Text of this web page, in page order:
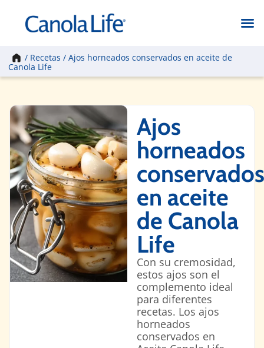
Inicio
/ Recetas / Ajos horneados conservados en aceite de
Canola Life
Ajos
horneados
conservados
en aceite
de Canola
Life
Con su cremosidad,
estos ajos son el
complemento ideal
para diferentes
recetas. Los ajos
horneados
conservados en